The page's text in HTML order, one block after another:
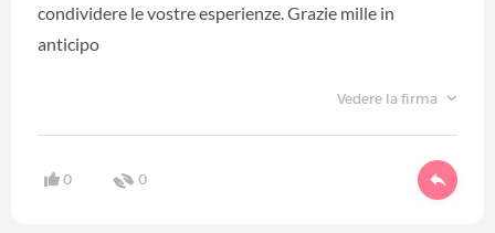
condividere le vostre esperienze. Grazie mille in
anticipo
Vedere la firma
0 0